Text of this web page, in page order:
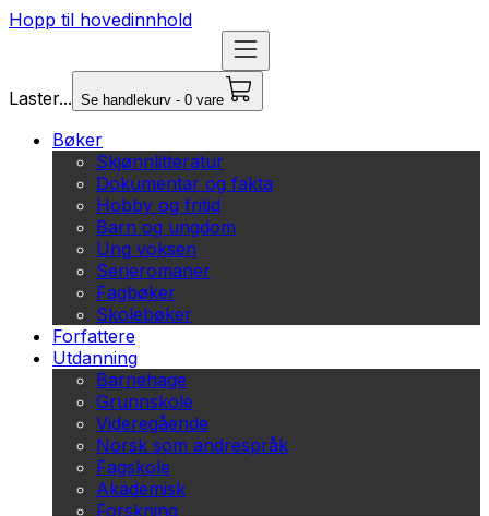
Hopp til hovedinnhold
Laster... Se handlekurv - 0 vare
Bøker
Skjønnlitteratur
Dokumentar og fakta
Hobby og fritid
Barn og ungdom
Ung voksen
Serieromaner
Fagbøker
Skolebøker
Forfattere
Utdanning
Barnehage
Grunnskole
Videregående
Norsk som andrespråk
Fagskole
Akademisk
Forskning